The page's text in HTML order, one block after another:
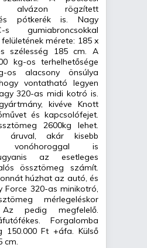
alvázon rögzített
pótkerék is. Nagy
gumiabroncsokkal
mérete: 185 x
szélesség 185 cm. A
kg-os terhelhetősége
alacsony önsúlya
vontatható legyen
320-as midi kotró is.
kivéve Knott
és kapcsolófejet.
2600kg lehet.
áruval, akár kisebb
vonóhoroggal is
az esetleges
össztömeg számít.
húzhat az autó, és
320-as minikotró,
mérlegeléskor
pedig megfelelő.
Forgalomba
150.000 Ft +áfa. Külső
cm.